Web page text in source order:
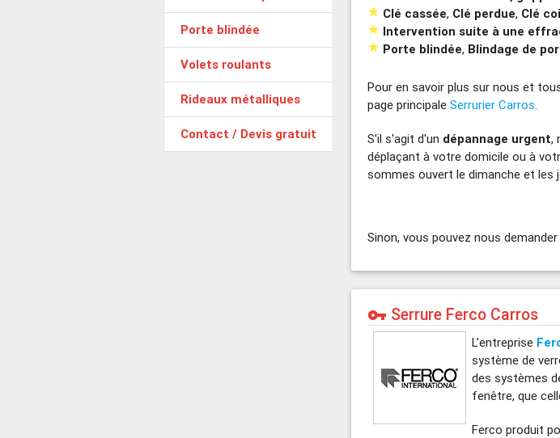
Porte blindée
Volets roulants
Rideaux métalliques
Contact / Devis gratuit
 Clé cassée, Clé perdue, Clé
 Intervention suite à une
 Porte blindée, Blindage de
Pour en savoir plus sur nous et
page principaleSerrurier Carros.
S'il s'agit d'un dépannage urgent,
déplaçant à votre domicile ou à
sommes ouvert le dimanche et les
Sinon, vous pouvez nous
vpn_key Serrure Ferco Carros
L’entreprise
système de
des systèmes
fenêtre, que
Ferco produit